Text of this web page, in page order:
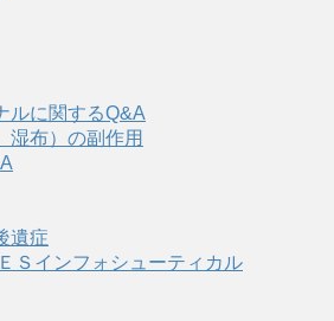
ルに関するQ&A
湿布）の副作用
遺症
Ｓインフォシューティカル